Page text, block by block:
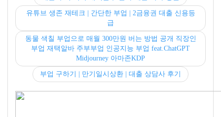
유튜브 생존 재테크 | 간단한 부업 | 2금융권 대출 신용등
급
동물 색칠 부업으로 매월 300만원 버는 방법 공개 직장인
부업 재택알바 주부부업 인공지능 부업 feat.ChatGPT
Midjourney 아마존KDP
부업 구하기 | 만기일시상환 | 대출 상담사 후기